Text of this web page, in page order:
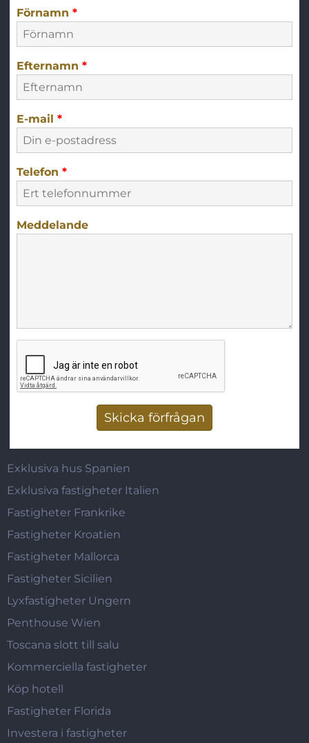
Förnamn *
Efternamn *
E-mail *
Telefon *
Meddelande
Vertikala flikar
Exklusiva hus Spanien
Exklusiva fastigheter Italien
Fastigheter Frankrike
Fastigheter Kroatien
Fastigheter Mallorca
Fastigheter Sicilien
Lyxfastigheter Ungern
Penthouse Wien
Toscana slott till salu
Kommerciella fastigheter
Köp hotell
Fastigheter Florida
Investera i fastigheter